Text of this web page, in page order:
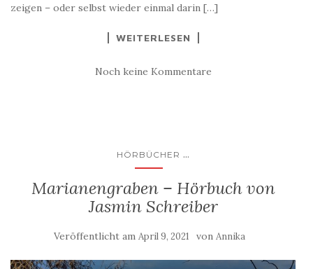
zeigen – oder selbst wieder einmal darin […]
WEITERLESEN
Noch keine Kommentare
HÖRBÜCHER ...
Marianengraben – Hörbuch von
Jasmin Schreiber
Veröffentlicht am April 9, 2021 von Annika